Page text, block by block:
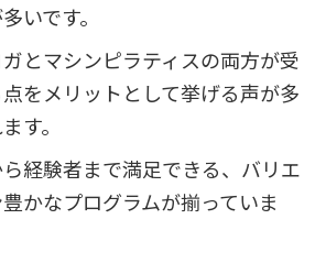
いです。
とマシンピラティスの両方が受
をメリットとして挙げる声が多
す。
経験者まで満足できる、バリエ
かなプログラムが揃っていま